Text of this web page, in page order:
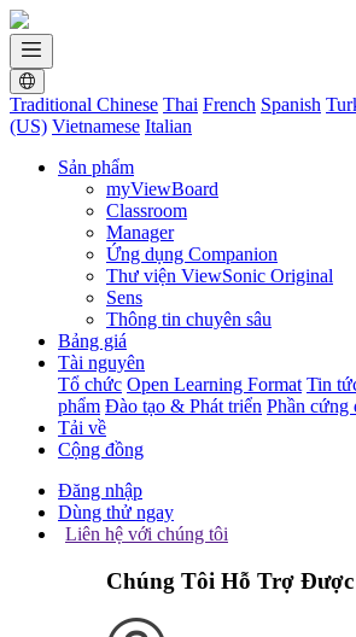
Traditional Chinese Thai French Spanish
(US) Vietnamese Italian
Sản phẩm
myViewBoard
Classroom
Manager
Ứng dụng Companion
Thư viện ViewSonic Original
Sens
Thông tin chuyên sâu
Bảng giá
Tài nguyên
Tổ chức Open Learning Format Tin
phẩm Đào tạo & Phát triển Phần cứng
Tải về
Cộng đồng
Đăng nhập
Dùng thử ngay
Liên hệ với chúng tôi
Chúng Tôi Hỗ Trợ